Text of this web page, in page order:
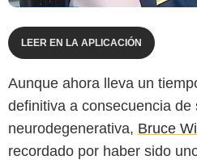
LEER EN LA APLICACIÓN
Aunque ahora lleva un
definitiva a consecuencia de
neurodegenerativa, Bruce
recordado por haber sido